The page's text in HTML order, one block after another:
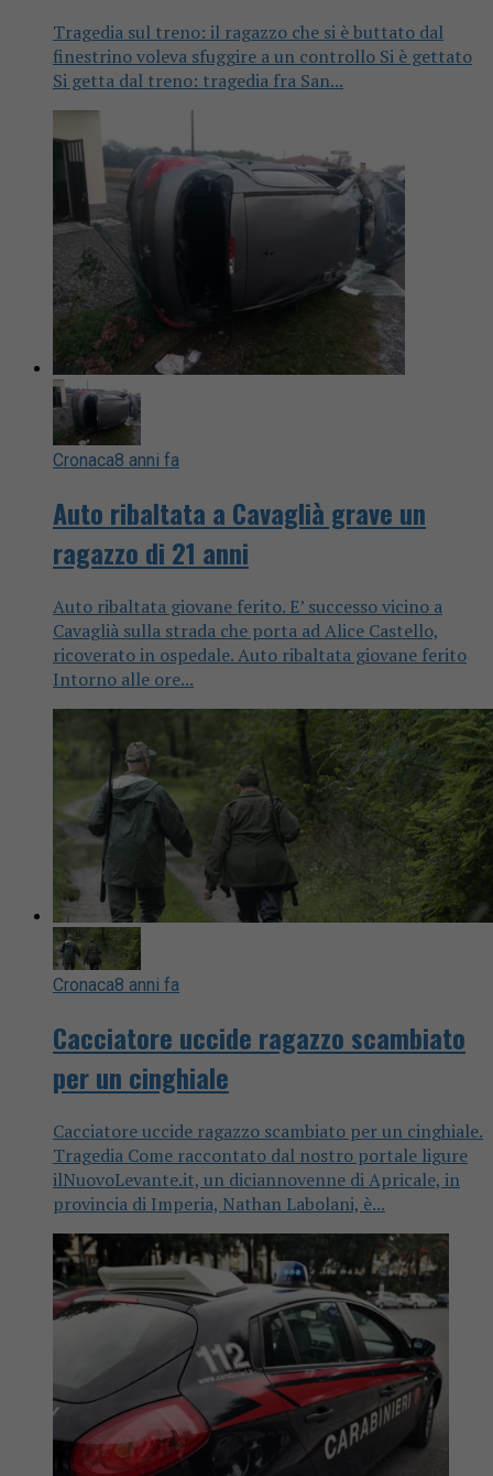
Tragedia sul treno: il ragazzo che si è buttato dal
finestrino voleva sfuggire a un controllo Si è gettato
Si getta dal treno: tragedia fra San...
Cronaca8 anni fa
Auto ribaltata a Cavaglià grave un
ragazzo di 21 anni
Auto ribaltata giovane ferito. E’ successo vicino a
Cavaglià sulla strada che porta ad Alice Castello,
ricoverato in ospedale. Auto ribaltata giovane ferito
Intorno alle ore...
Cronaca8 anni fa
Cacciatore uccide ragazzo scambiato
per un cinghiale
Cacciatore uccide ragazzo scambiato per un cinghiale.
Tragedia Come raccontato dal nostro portale ligure
ilNuovoLevante.it, un diciannovenne di Apricale, in
provincia di Imperia, Nathan Labolani, è...